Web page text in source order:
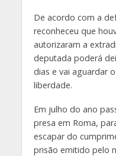
De acordo com a
reconheceu que
autorizaram a
deputada poderá
dias e vai aguardar
liberdade.
Em julho do ano
presa em Roma,
escapar do
prisão emitido pelo